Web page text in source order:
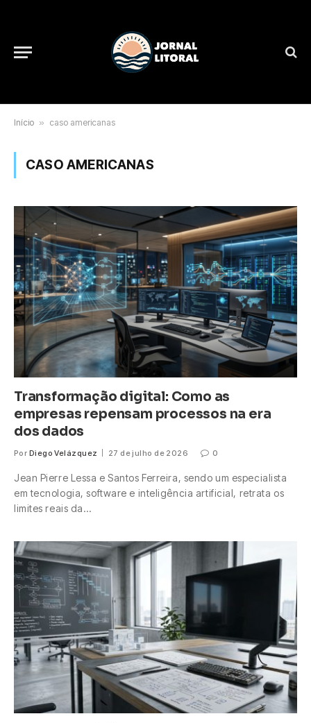
Início » caso americanas
CASO AMERICANAS
Transformação digital: Como as
empresas repensam processos na era
dos dados
Por Diego Velázquez 27 de julho de 2026 0
Jean Pierre Lessa e Santos Ferreira, sendo um especialista
em tecnologia, software e inteligência artificial, retrata os
limites reais da…